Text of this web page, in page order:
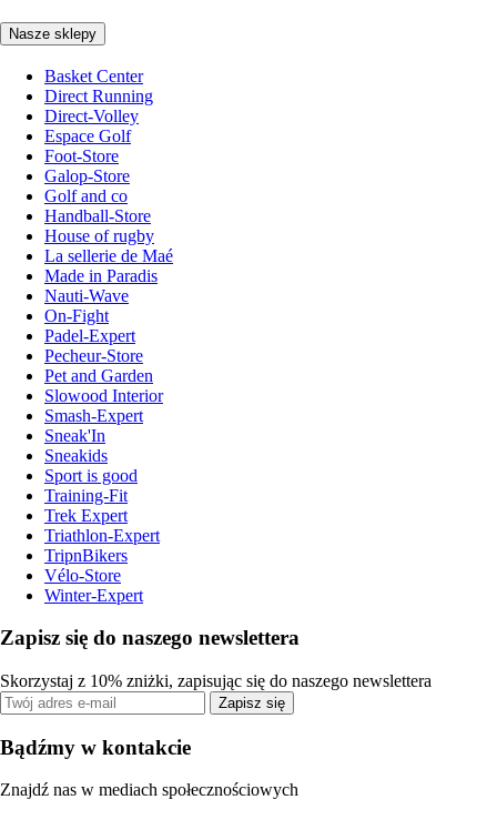
Nasze sklepy
Basket Center
Direct Running
Direct-Volley
Espace Golf
Foot-Store
Galop-Store
Golf and co
Handball-Store
House of rugby
La sellerie de Maé
Made in Paradis
Nauti-Wave
On-Fight
Padel-Expert
Pecheur-Store
Pet and Garden
Slowood Interior
Smash-Expert
Sneak'In
Sneakids
Sport is good
Training-Fit
Trek Expert
Triathlon-Expert
TripnBikers
Vélo-Store
Winter-Expert
Zapisz się do naszego newslettera
Skorzystaj z 10% zniżki, zapisując się do naszego newslettera
Zapisz się
Bądźmy w kontakcie
Znajdź nas w mediach społecznościowych